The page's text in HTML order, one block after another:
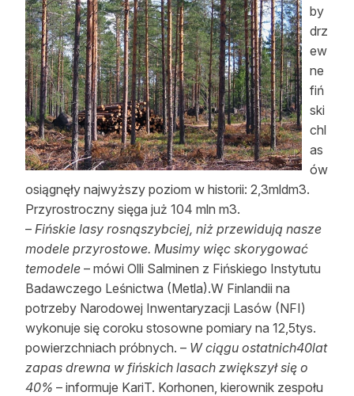
by
drz
ew
ne
fiń
ski
chl
as
ów
osiągnęły najwyższy poziom w historii: 2,3mldm3.
Przyrostroczny sięga już 104 mln m3.
– Fińskie lasy rosnąszybciej, niż przewidują nasze
modele przyrostowe. Musimy więc skorygować
temodele – mówi Olli Salminen z Fińskiego Instytutu
Badawczego Leśnictwa (Metla).W Finlandii na
potrzeby Narodowej Inwentaryzacji Lasów (NFI)
wykonuje się coroku stosowne pomiary na 12,5tys.
powierzchniach próbnych. – W ciągu ostatnich40lat
zapas drewna w fińskich lasach zwiększył się o
40% – informuje KariT. Korhonen, kierownik zespołu